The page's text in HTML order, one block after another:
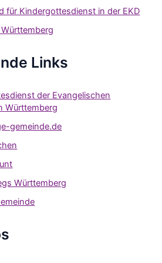
für Kindergottesdienst in der EKD
Links
der Evangelischen
Württemberg
gemeinde.de
Württemberg